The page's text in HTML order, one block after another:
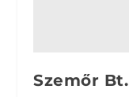
Szemőr Bt.